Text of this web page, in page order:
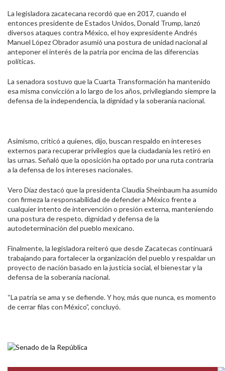
La legisladora zacatecana recordó que en 2017, cuando el
entonces presidente de Estados Unidos, Donald Trump, lanzó
diversos ataques contra México, el hoy expresidente Andrés
Manuel López Obrador asumió una postura de unidad nacional al
anteponer el interés de la patria por encima de las diferencias
políticas.
La senadora sostuvo que la Cuarta Transformación ha mantenido
esa misma convicción a lo largo de los años, privilegiando siempre la
defensa de la independencia, la dignidad y la soberanía nacional.
Asimismo, criticó a quienes, dijo, buscan respaldo en intereses
externos para recuperar privilegios que la ciudadanía les retiró en
las urnas. Señaló que la oposición ha optado por una ruta contraria
a la defensa de los intereses nacionales.
Vero Díaz destacó que la presidenta Claudia Sheinbaum ha asumido
con firmeza la responsabilidad de defender a México frente a
cualquier intento de intervención o presión externa, manteniendo
una postura de respeto, dignidad y defensa de la
autodeterminación del pueblo mexicano.
Finalmente, la legisladora reiteró que desde Zacatecas continuará
trabajando para fortalecer la organización del pueblo y respaldar un
proyecto de nación basado en la justicia social, el bienestar y la
defensa de la soberanía nacional.
“La patria se ama y se defiende. Y hoy, más que nunca, es momento
de cerrar filas con México”, concluyó.